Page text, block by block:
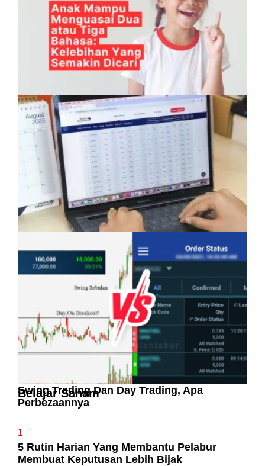
Anak Mampu Menguasai Dua atau Tiga
Bahasa: Kelebihan Yang Semakin Dicari
Pelaburan Saham Bukan Untuk Mereka Yang
Suka ‘Stress’
Swing Trading Dan Day Trading, Apa
Perbezaannya
Belajar Saham
1
5 Rutin Harian Yang Membantu Pelabur
Membuat Keputusan Lebih Bijak